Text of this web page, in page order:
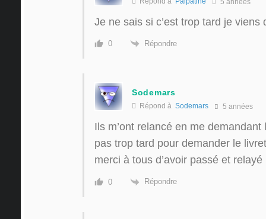
Je ne sais si c’est trop tard je viens
0 Répondre
Sodemars
Répond à Sodemars 5 années
Ils m’ont relancé en me demandant
pas trop tard pour demander le livret
merci à tous d’avoir passé et relayé
0 Répondre